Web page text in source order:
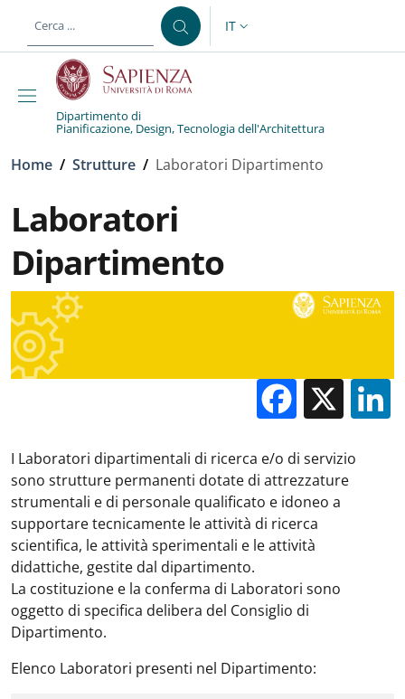
al contenuto principale
SELETTORE LINGUA:
IT
Dipartimento di
Pianificazione, Design, Tecnologia dell'Architettura
Briciole di pane
Home / Strutture / Laboratori Dipartimento
Laboratori
Dipartimento
X
I Laboratori dipartimentali di ricerca e/o di servizio
sono strutture permanenti dotate di attrezzature
strumentali e di personale qualificato e idoneo a
supportare tecnicamente le attività di ricerca
scientifica, le attività sperimentali e le attività
didattiche, gestite dal dipartimento.
La costituzione e la conferma di Laboratori sono
oggetto di specifica delibera del Consiglio di
Dipartimento.
Elenco Laboratori presenti nel Dipartimento: